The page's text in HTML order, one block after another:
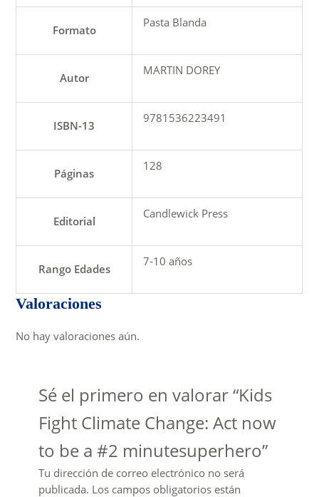
Formato
Pasta Blanda
Autor
MARTIN DOREY
ISBN-13
9781536223491
Páginas
128
Editorial
Candlewick Press
Rango Edades
7-10 años
Valoraciones
No hay valoraciones aún.
Sé el primero en valorar “Kids
Fight Climate Change: Act now
to be a #2 minutesuperhero”
Tu dirección de correo electrónico no será
publicada. Los campos obligatorios están